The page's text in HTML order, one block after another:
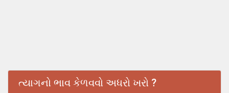
ત્યાગનો ભાવ કેળવવો અધરો ખરો ?